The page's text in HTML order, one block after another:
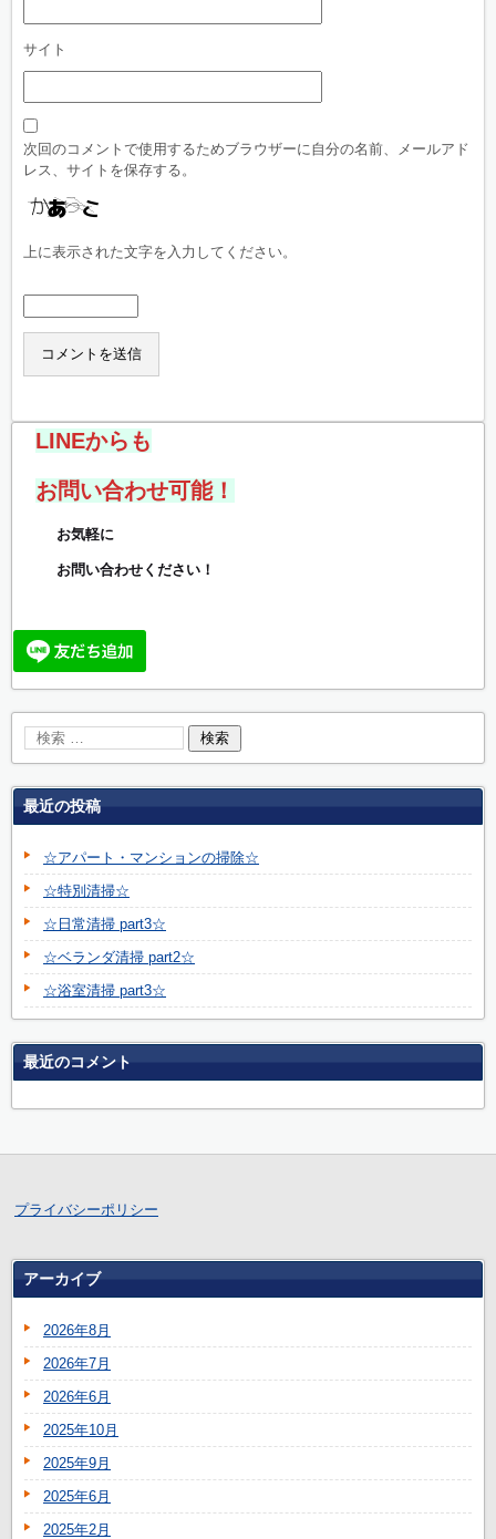
サイト
次回のコメントで使用するためブラウザーに自分の名前、メールアド
レス、サイトを保存する。
上に表示された文字を入力してください。
LINEからも
お問い合わせ可能！
お気軽に
お問い合わせください！
最近の投稿
☆アパート・マンションの掃除☆
☆特別清掃☆
☆日常清掃 part3☆
☆ベランダ清掃 part2☆
☆浴室清掃 part3☆
最近のコメント
プライバシーポリシー
アーカイブ
2026年8月
2026年7月
2026年6月
2025年10月
2025年9月
2025年6月
2025年2月